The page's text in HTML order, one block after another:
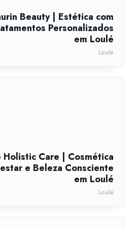
Beauty | Estética com
Personalizados
em Loulé
Loulé
Holistic Care | Cosmética
e Beleza Consciente
em Loulé
Loulé